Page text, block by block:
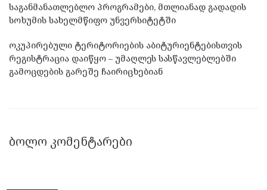
საგანმანათლებლო პროგრამები, მთლიანად გადადის
სოხუმის სახელმწიფო უნვერსიტეტში
ოკუპირებული ტერიტორიების აბიტურიენტებისთვის
რეგისტრაცია დაიწყო – უმაღლეს სასწავლებლებში
გამოცდების გარეშე ჩაირიცხებიან
ᲑᲝᲚᲝ ᲙᲝᲛᲔᲜᲢᲐᲠᲔᲑᲘ